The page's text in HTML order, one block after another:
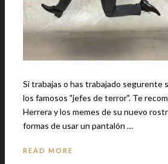
Si trabajas o has trabajado segurente
los famosos "jefes de terror". Te recomendamos: -Héctor
Herrera y los memes de su nuevo rostro
formas de usar un pantalón …
READ MORE